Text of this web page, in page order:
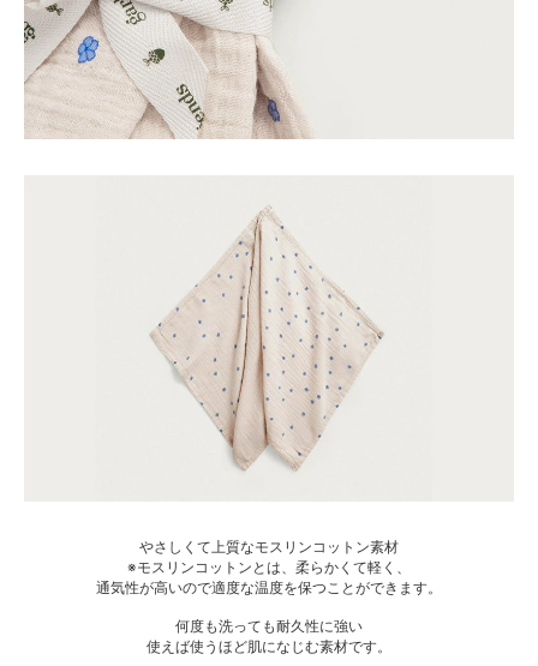
やさしくて上質なモスリンコットン素材
※モスリンコットンとは、柔らかくて軽く、
通気性が高いので適度な温度を保つことができます。
何度も洗っても耐久性に強い
使えば使うほど肌になじむ素材です。